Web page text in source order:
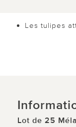
Les tulipes
Lot de 25